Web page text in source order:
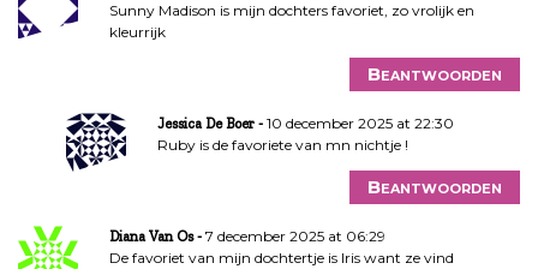
Sunny Madison is mijn dochters favoriet, zo vrolijk en
kleurrijk
Beantwoorden
Jessica De Boer
10 december 2025 at 22:30
Ruby is de favoriete van mn nichtje !
Beantwoorden
Diana Van Os
7 december 2025 at 06:29
De favoriet van mijn dochtertje is Iris want ze vind